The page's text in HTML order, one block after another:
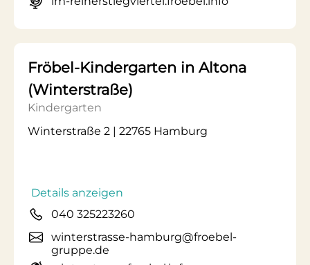
Fröbel-Kindergarten in Altona
(Winterstraße)
Kindergarten
Winterstraße 2 | 22765 Hamburg
Details anzeigen
040 325223260
winterstrasse-hamburg@froebel-
gruppe.de